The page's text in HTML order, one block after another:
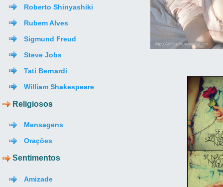
Roberto Shinyashiki
Rubem Alves
Sigmund Freud
Steve Jobs
Tati Bernardi
William Shakespeare
Religiosos
Mensagens
Orações
Sentimentos
Amizade